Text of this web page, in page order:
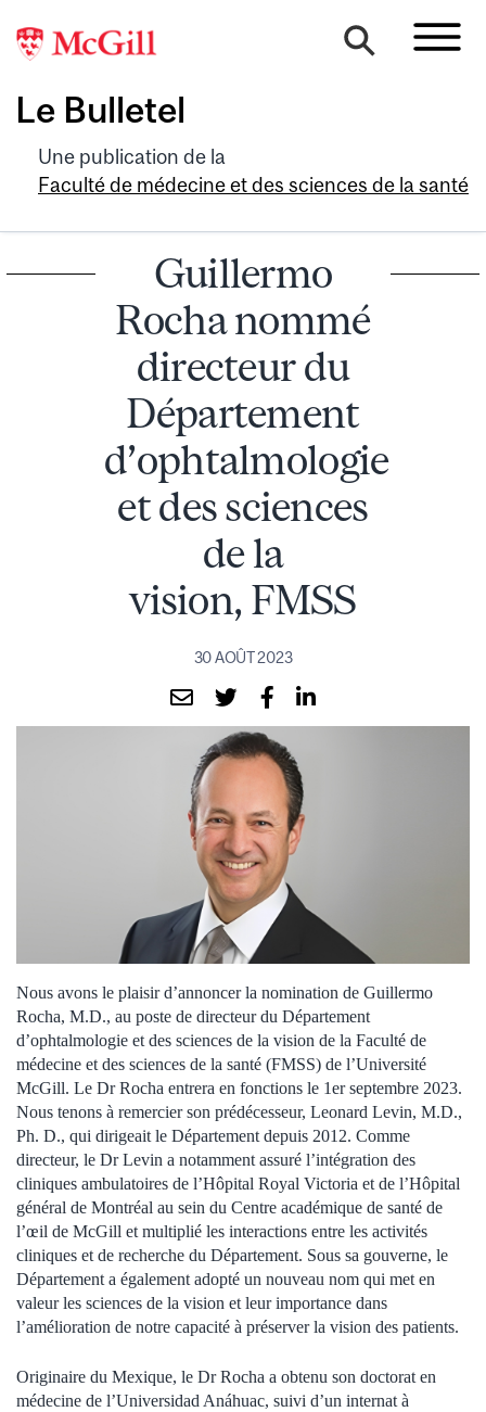
Le Bulletel
Une publication de la
Faculté de médecine et des sciences de la santé
Guillermo
Rocha nommé
directeur du
Département
d’ophtalmologie
et des sciences
de la
vision, FMSS
30 AOÛT 2023
Nous avons le plaisir d’annoncer la nomination de Guillermo
Rocha, M.D., au poste de directeur du Département
d’ophtalmologie et des sciences de la vision de la Faculté de
médecine et des sciences de la santé (FMSS) de l’Université
McGill. Le Dr Rocha entrera en fonctions le 1er septembre 2023.
Nous tenons à remercier son prédécesseur, Leonard Levin, M.D.,
Ph. D., qui dirigeait le Département depuis 2012. Comme
directeur, le Dr Levin a notamment assuré l’intégration des
cliniques ambulatoires de l’Hôpital Royal Victoria et de l’Hôpital
général de Montréal au sein du Centre académique de santé de
l’œil de McGill et multiplié les interactions entre les activités
cliniques et de recherche du Département. Sous sa gouverne, le
Département a également adopté un nouveau nom qui met en
valeur les sciences de la vision et leur importance dans
l’amélioration de notre capacité à préserver la vision des patients.
Originaire du Mexique, le Dr Rocha a obtenu son doctorat en
médecine de l’Universidad Anáhuac, suivi d’un internat à